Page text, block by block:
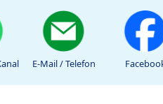
E-Mail / Telefon